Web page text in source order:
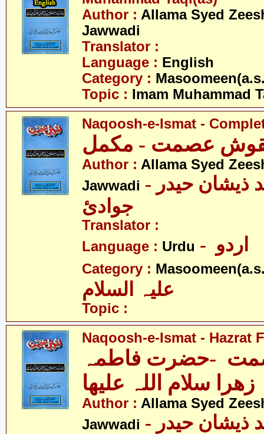
Author : Allama Syed
Jawwadi
Translator :
Language : English
Category :
Topic : Imam Muhammad
Naqoosh-e-Ismat -
عصمت - مکمل
Author : Allama Syed
Jawwadi - علامہ سیّد ذیشان حیدر
جوادئ
Translator :
Language : Urdu
Category :
Topic :
Naqoosh-e-Ismat - Hazrat
-حضرت فاطمہ
زھرا سلام اللہ علیھا
Author : Allama Syed
Jawwadi - علامہ سیّد ذیشان حیدر